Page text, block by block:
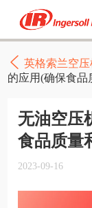
英格索兰空压
的应用(确保食品
无油空压
食品质量
2023-09-16